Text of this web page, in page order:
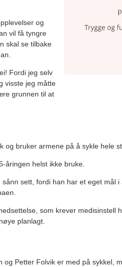
og
vil få tyngre
skal se tilbake
Fordi jeg selv
visste jeg måtte
grunnen til at
og bruker armene på å sykle hele
åringen helst ikke bruke.
sett, fordi han har et eget mål
som krever medisinstell
planlagt.
og Petter Folvik er med på sykkel,